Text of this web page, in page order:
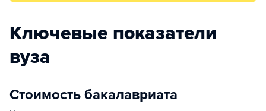
Ключевые показатели
вуза
Стоимость бакалавриата